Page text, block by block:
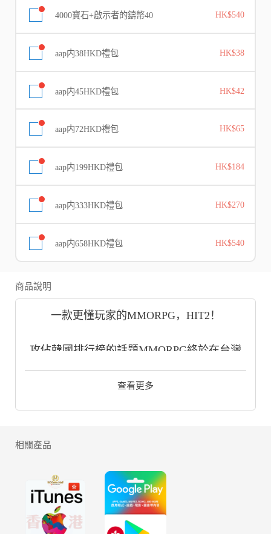
4000寶石+啟示者的鑄幣40 HK$540
aap内38HKD禮包 HK$38
aap内45HKD禮包 HK$42
aap内72HKD禮包 HK$65
aap内199HKD禮包 HK$184
aap内333HKD禮包 HK$270
aap内658HKD禮包 HK$540
商品說明
一款更懂玩家的MMORPG，HIT2！
攻佔韓國排行榜的話題MMORPG終於在台灣
邀請冒險家們進入HIT龐大而夢幻的世界。
◈ 各有特色的六大職業
獨特轉職系統讓你自由切換。
選擇符合個人戰鬥方式的職業，
查看更多
相關產品